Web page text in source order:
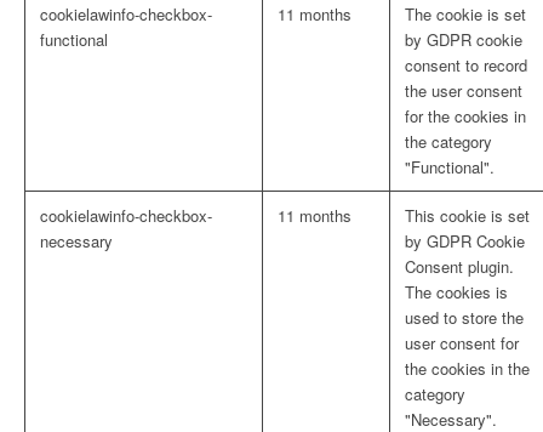
cookielawinfo-checkbox-
functional
11 months
The cookie is set
by GDPR cookie
consent to record
the user consent
for the cookies in
the category
"Functional".
cookielawinfo-checkbox-
necessary
11 months
This cookie is set
by GDPR Cookie
Consent plugin.
The cookies is
used to store the
user consent for
the cookies in the
category
"Necessary".